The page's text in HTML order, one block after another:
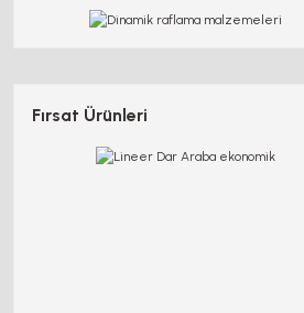
Fırsat Ürünleri